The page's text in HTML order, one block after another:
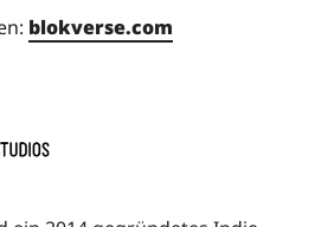
blokverse.com